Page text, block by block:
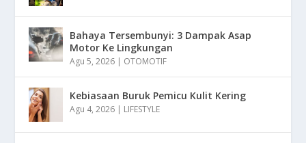
Bahaya Tersembunyi: 3 Dampak Asap
Motor Ke Lingkungan
Agu 5, 2026 | OTOMOTIF
Kebiasaan Buruk Pemicu Kulit Kering
Agu 4, 2026 | LIFESTYLE